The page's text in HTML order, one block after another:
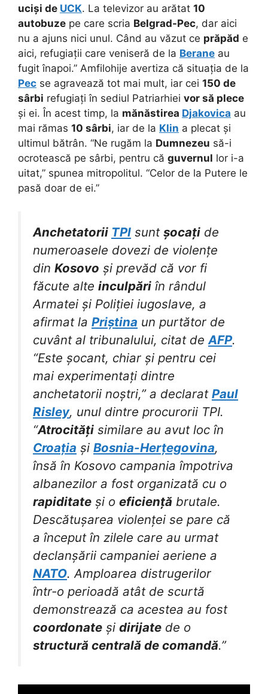
uciși de UCK. La televizor au arătat 10
autobuze pe care scria Belgrad-Pec, dar aici
nu a ajuns nici unul. Când au văzut ce prăpăd e
aici, refugiații care veniseră de la Berane au
fugit înapoi.” Amfilohije avertiza că situația de la
Pec se agravează tot mai mult, iar cei 150 de
sârbi refugiați în sediul Patriarhiei vor să plece
și ei. În acest timp, la mănăstirea Djakovica au
mai rămas 10 sârbi, iar de la Klin a plecat și
ultimul bătrân. “Ne rugăm la Dumnezeu să-i
ocrotească pe sârbi, pentru că guvernul lor i-a
uitat,” spunea mitropolitul. “Celor de la Putere le
pasă doar de ei.”
Anchetatorii TPI sunt șocați de
numeroasele dovezi de violențe
din Kosovo și prevăd că vor fi
făcute alte inculpări în rândul
Armatei și Poliției iugoslave, a
afirmat la Priștina un purtător de
cuvânt al tribunalului, citat de AFP.
“Este șocant, chiar și pentru cei
mai experimentați dintre
anchetatorii noștri,” a declarat Paul
Risley, unul dintre procurorii TPI.
“Atrocități similare au avut loc în
Croația și Bosnia-Herțegovina,
însă în Kosovo campania împotriva
albanezilor a fost organizată cu o
rapiditate și o eficiență brutale.
Descătușarea violenței se pare că
a început în zilele care au urmat
declanșării campaniei aeriene a
NATO. Amploarea distrugerilor
într-o perioadă atât de scurtă
demonstrează ca acestea au fost
coordonate și dirijate de o
structură centrală de comandă.”